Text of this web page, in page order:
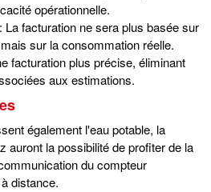
opérationnelle.
: La facturation ne sera plus basée sur
sur la consommation réelle.
facturation plus précise, éliminant
aux estimations.
également l'eau potable, la
auront la possibilité de profiter de la
du compteur
distance.